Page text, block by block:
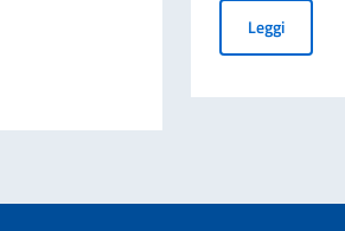
economica con l'Angola alla FILDA 2026
LeggiL'Italia